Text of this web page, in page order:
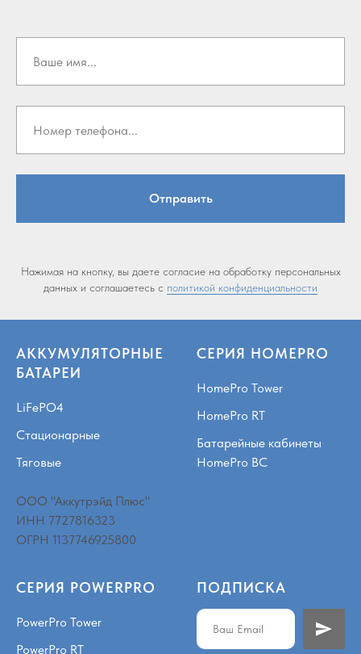
Отправить
Нажимая на кнопку, вы даете согласие на обработку персональных
данных и соглашаетесь c политикой конфиденциальности
АККУМУЛЯТОРНЫЕ
БАТАРЕИ
LiFePO4
Стационарные
Тяговые
ООО "Аккутрэйд Плюс"
ИНН 7727816323
ОГРН 1137746925800
СЕРИЯ HOMEPRO
HomePro Tower
HomePro RT
Батарейные кабинеты
HomePro BC
СЕРИЯ POWERPRO
PowerPro Tower
PowerPro RT
ПОДПИСКА